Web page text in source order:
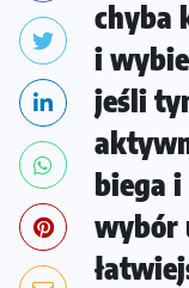
chyba
i
jeśli
biega
wybór